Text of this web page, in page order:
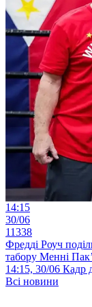
14:15
30/06
11338
Фредді Роуч
табору Менні
14:15, 30/06 Кадр
Всі новини